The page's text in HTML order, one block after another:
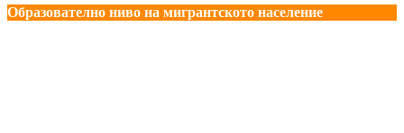
Образователно ниво на мигрантското население